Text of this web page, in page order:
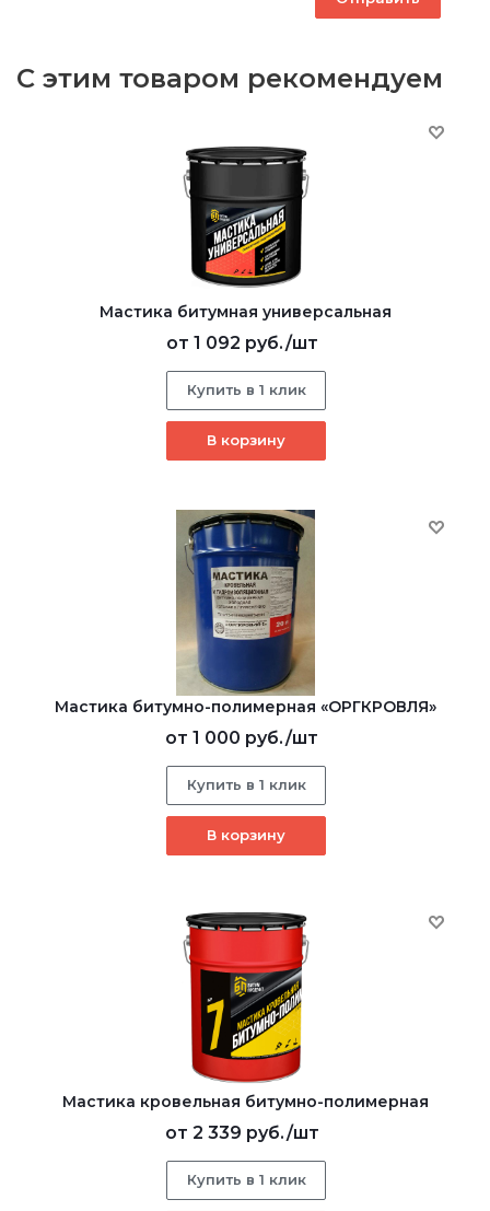
С этим товаром рекомендуем
Мастика битумная универсальная
от 1 092 руб./шт
Купить в 1 клик
В корзину
Мастика битумно-полимерная «ОРГКРОВЛЯ»
от 1 000 руб./шт
Купить в 1 клик
В корзину
Мастика кровельная битумно-полимерная
от 2 339 руб./шт
Купить в 1 клик